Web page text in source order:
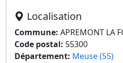
Localisation
Commune: APREMONT LA
Code postal: 55300
Département: Meuse (55)